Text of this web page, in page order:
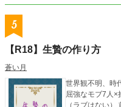
5
【R18】生贄の作り方
蒼い月
世界観不明、時
屈強なモブ7人×
（ラブはない